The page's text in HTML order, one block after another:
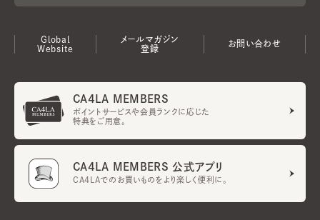
Global
Website
メールマガジン
登録
お問い合わせ
CA4LA MEMBERS
ポイントサービスや会員ランクに応じた
特典をご用意。
CA4LA MEMBERS 公式アプリ
CA4LAでのお買いものをより楽しく便利に。